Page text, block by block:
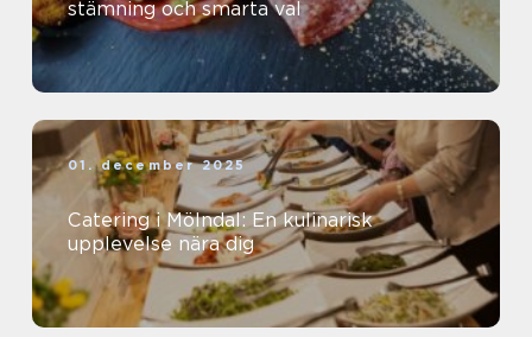
stämning och smarta val
01. december 2025
Catering i Mölndal: En kulinarisk
upplevelse nära dig